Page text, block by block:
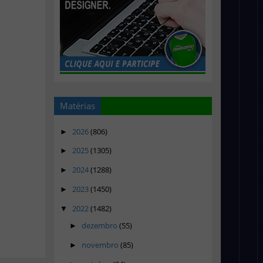
Matérias
► 2026(806)
► 2025(1305)
► 2024(1288)
► 2023(1450)
▼ 2022(1482)
► dezembro (55)
► novembro (85)